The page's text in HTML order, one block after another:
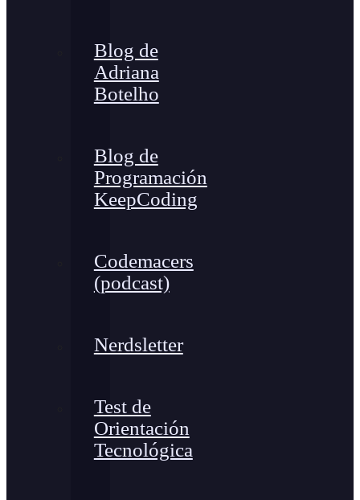
Blog de
Adriana
Botelho
Blog de
Programación
KeepCoding
Codemacers
(podcast)
Nerdsletter
Test de
Orientación
Tecnológica